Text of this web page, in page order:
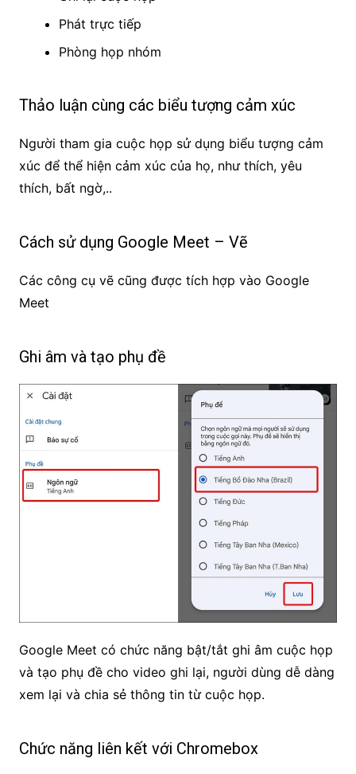
Phát trực tiếp
Phòng họp nhóm
Thảo luận cùng các biểu tượng cảm xúc
Người tham gia cuộc họp sử dụng biểu tượng cảm
xúc để thể hiện cảm xúc của họ, như thích, yêu
thích, bất ngờ,..
Cách sử dụng Google Meet – Vẽ
Các công cụ vẽ cũng được tích hợp vào Google
Meet
Ghi âm và tạo phụ đề
Google Meet có chức năng bật/tắt ghi âm cuộc họp
và tạo phụ đề cho video ghi lại, người dùng dễ dàng
xem lại và chia sẻ thông tin từ cuộc họp.
Chức năng liên kết với Chromebox